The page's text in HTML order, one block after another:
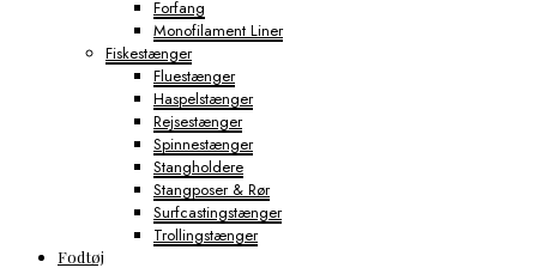
Forfang
Monofilament Liner
Fiskestænger
Fluestænger
Haspelstænger
Rejsestænger
Spinnestænger
Stangholdere
Stangposer & Rør
Surfcastingstænger
Trollingstænger
Fodtøj